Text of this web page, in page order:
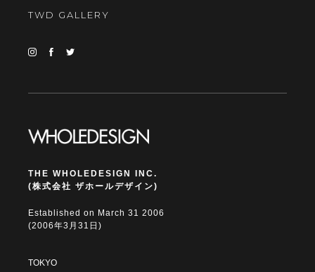
TWD GALLERY
THE WHOLEDESIGN INC.
(株式会社 ザホールデザイン)
Established on March 31 2006
(2006年3月31日)
TOKYO